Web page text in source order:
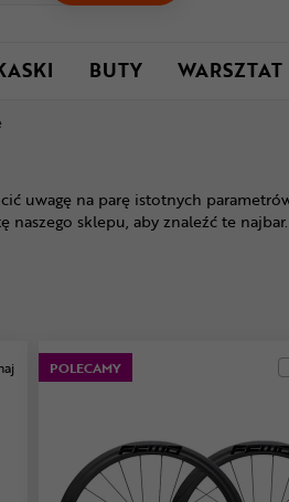
BUTY WARSZTAT
uwagę na parę istotnych
naszego sklepu, aby znaleźć te najbar
POLECAMY